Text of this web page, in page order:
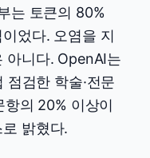
는 토큰의 80%
었다. 오염을 지
아니다. OpenAI는
검한 학술·전문
의 20% 이상이
밝혔다.